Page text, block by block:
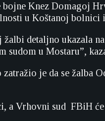
Knez Domagoj
u Koštanoj
žalbi detaljno ukazala
sudom u Mostaru”,
je da se žalba
a Vrhovni sud FBiH